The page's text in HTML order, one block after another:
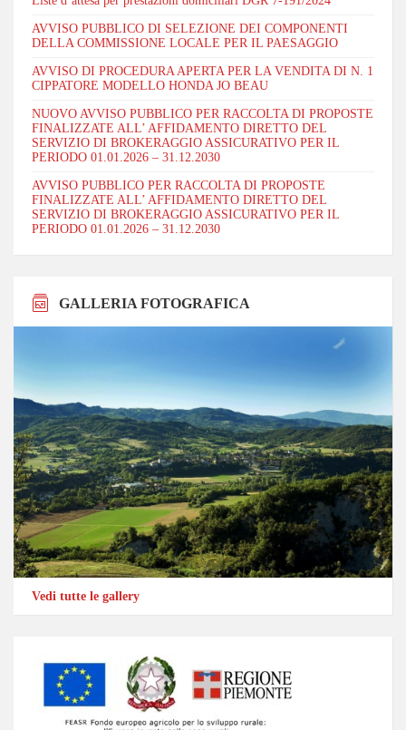
AVVISO PUBBLICO DI SELEZIONE DEI COMPONENTI
DELLA COMMISSIONE LOCALE PER IL PAESAGGIO
AVVISO DI PROCEDURA APERTA PER LA VENDITA DI N. 1
CIPPATORE MODELLO HONDA JO BEAU
NUOVO AVVISO PUBBLICO PER RACCOLTA DI PROPOSTE
FINALIZZATE ALL’ AFFIDAMENTO DIRETTO DEL
SERVIZIO DI BROKERAGGIO ASSICURATIVO PER IL
PERIODO 01.01.2026 – 31.12.2030
AVVISO PUBBLICO PER RACCOLTA DI PROPOSTE
FINALIZZATE ALL’ AFFIDAMENTO DIRETTO DEL
SERVIZIO DI BROKERAGGIO ASSICURATIVO PER IL
PERIODO 01.01.2026 – 31.12.2030
GALLERIA FOTOGRAFICA
Vedi tutte le gallery